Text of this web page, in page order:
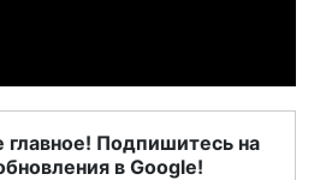
главное! Подпишитесь на
в Google!